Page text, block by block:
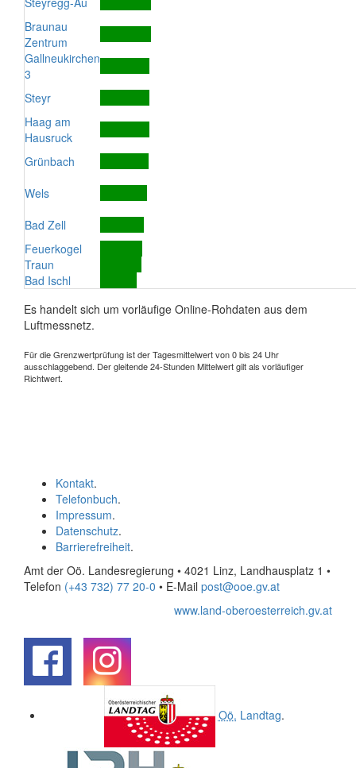
Braunau
Zentrum
Gallneukirchen
3
Steyr
Haag am
Hausruck
Grünbach
Wels
Bad Zell
Feuerkogel
Traun
Bad Ischl
Es handelt sich um vorläufige Online-Rohdaten aus dem
Luftmessnetz.
Für die Grenzwertprüfung ist der Tagesmittelwert von 0 bis 24 Uhr
ausschlaggebend. Der gleitende 24-Stunden Mittelwert gilt als vorläufiger
Richtwert.
Kontakt.
Telefonbuch.
Impressum.
Datenschutz.
Barrierefreiheit.
Amt der Oö. Landesregierung • 4021 Linz, Landhausplatz 1 •
Telefon (+43 732) 77 20-0 • E-Mail post@ooe.gv.at
www.land-oberoesterreich.gv.at
Oö. Landtag.